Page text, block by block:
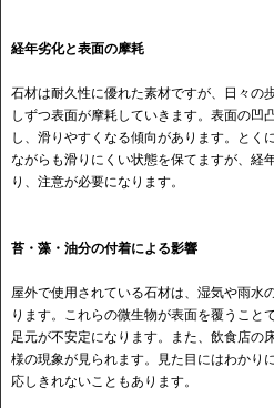
経年劣化と表面の摩耗
石材は耐久性に優れた素材ですが、日々の
しずつ表面が摩耗していきます。表面の凹
し、滑りやすくなる傾向があります。とく
ながらも滑りにくい状態を保てますが、経
り、注意が必要になります。
苔・藻・油分の付着による影響
屋外で使用されている石材は、湿気や雨水
ります。これらの微生物が表面を覆うこと
足元が不安定になります。また、飲食店の
様の現象が見られます。見た目にはわかり
応しきれないこともあります。